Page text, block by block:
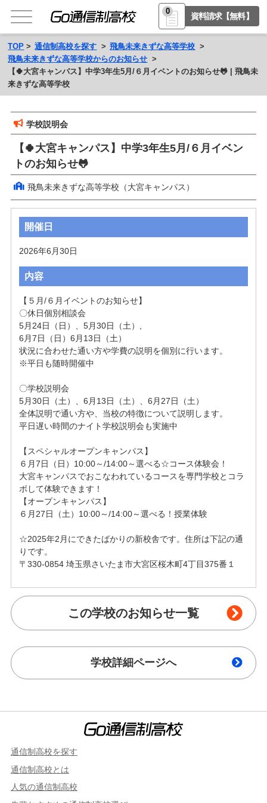
0
資料請求【無料】
TOP 通信制高校を探す
飛鳥未来きずな高等学校
飛鳥未来きずな高等学校からのお知らせ
【🍀大宮キャンパス】中学3年生5月/６月イベントのお知らせ🐸 | 飛鳥未
来きずな高等学校
学校説明会
【🍀大宮キャンパス】中学3年生5月/６月イベン
トのお知らせ🐸
飛鳥未来きずな高等学校（大宮キャンパス）
開催日
2026年6月30日
内容
【５月/６月イベントのお知らせ】
〇休日個別相談会
5月24日（日）、5月30日（土）,
6月7日（日）6月13日（土）
状況に合わせた通い方や学費の説明を個別に行います。
※平日も随時開催中
〇学校説明会
5月30日（土）、6月13日（土）、6月27日（土）
全体説明で通い方や、当校の特徴について説明します。
平日遅い時間のナイト学校説明会も実施中
【スペシャルオープンキャンパス】
６月7日（日）10:00～/14:00～選べる☆コース体験会！
大宮キャンパスでおこなわれているコースを専門学校とコラ
ボして体験できます！
【オープンキャンパス】
６月27日（土）10:00～/14:00～選べる！授業体験
☆2025年2月にできたばかりの新校舎です。住所は下記の通
りです。
〒330-0854 埼玉県さいたま市大宮区桜木町4丁目375番１
この学校のお知らせ一覧
学校詳細ページへ
通信制高校を探す
通信制高校とは
人気の通信制高校